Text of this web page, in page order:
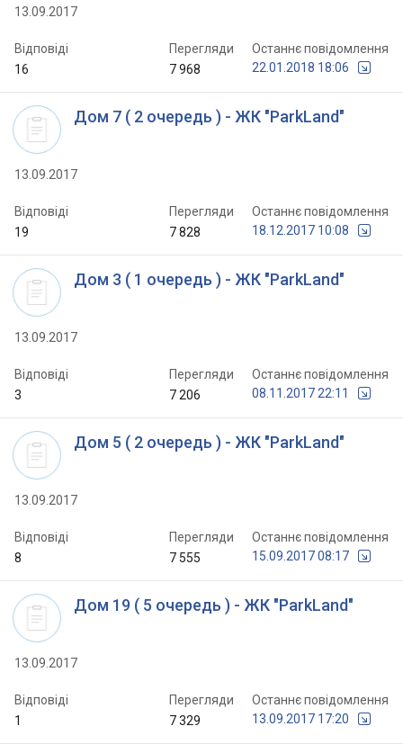
13.09.2017
Відповіді
16
Перегляди
7 968
Останнє повідомлення
22.01.2018 18:06
Дом 7 ( 2 очередь ) - ЖК "ParkLand"
13.09.2017
Відповіді
19
Перегляди
7 828
Останнє повідомлення
18.12.2017 10:08
Дом 3 ( 1 очередь ) - ЖК "ParkLand"
13.09.2017
Відповіді
3
Перегляди
7 206
Останнє повідомлення
08.11.2017 22:11
Дом 5 ( 2 очередь ) - ЖК "ParkLand"
13.09.2017
Відповіді
8
Перегляди
7 555
Останнє повідомлення
15.09.2017 08:17
Дом 19 ( 5 очередь ) - ЖК "ParkLand"
13.09.2017
Відповіді
1
Перегляди
7 329
Останнє повідомлення
13.09.2017 17:20